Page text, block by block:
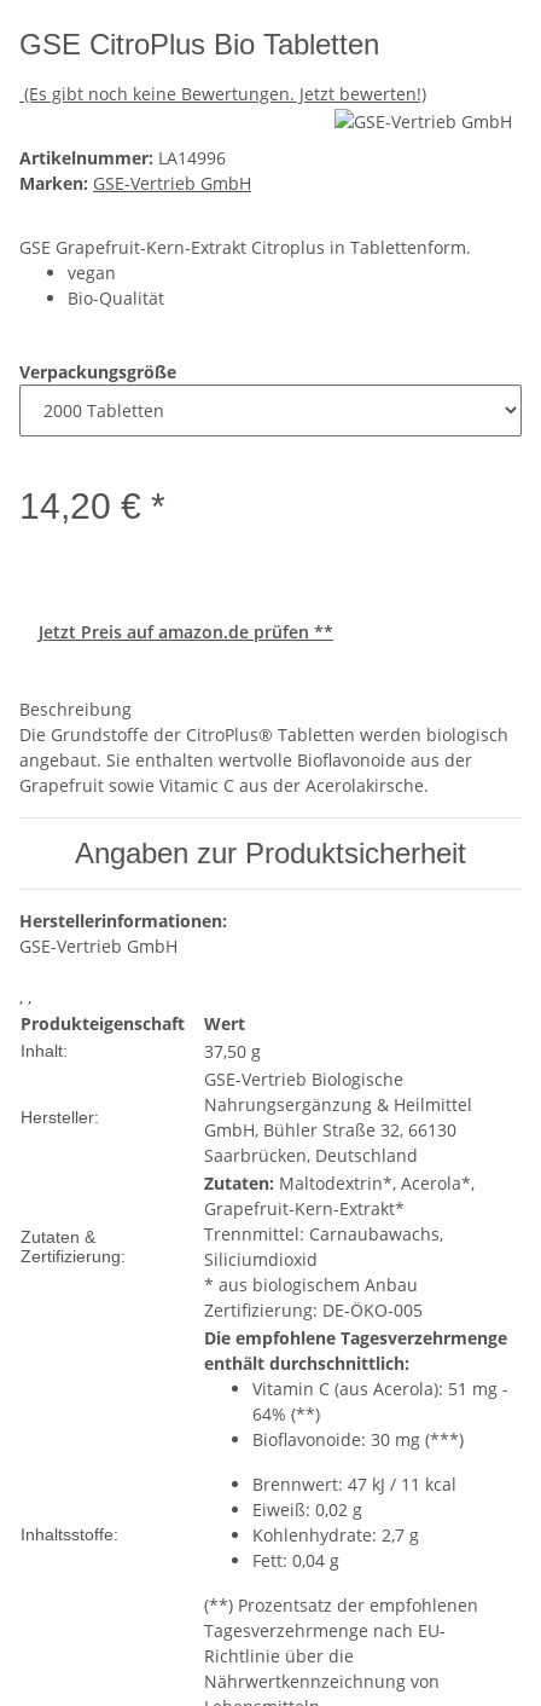
GSE CitroPlus Bio Tabletten
(Es gibt noch keine Bewertungen. Jetzt bewerten!)
Artikelnummer: LA14996
Marken: GSE-Vertrieb GmbH
GSE Grapefruit-Kern-Extrakt Citroplus in Tablettenform.
vegan
Bio-Qualität
Verpackungsgröße
14,20 € *
Jetzt Preis auf amazon.de prüfen **
Beschreibung
Die Grundstoffe der CitroPlus® Tabletten werden biologisch
angebaut. Sie enthalten wertvolle Bioflavonoide aus der
Grapefruit sowie Vitamic C aus der Acerolakirsche.
Angaben zur Produktsicherheit
Herstellerinformationen:
GSE-Vertrieb GmbH
, ,
Produkteigenschaft
Wert
Inhalt: 37,50 g
Hersteller:
GSE-Vertrieb Biologische
Nahrungsergänzung & Heilmittel
GmbH, Bühler Straße 32, 66130
Saarbrücken, Deutschland
Zutaten &
Zertifizierung:
Zutaten: Maltodextrin*, Acerola*,
Grapefruit-Kern-Extrakt*
Trennmittel: Carnaubawachs,
Siliciumdioxid
* aus biologischem Anbau
Zertifizierung: DE-ÖKO-005
Inhaltsstoffe:
Die empfohlene Tagesverzehrmenge
enthält durchschnittlich:
Vitamin C (aus Acerola): 51 mg -
64% (**)
Bioflavonoide: 30 mg (***)
Brennwert: 47 kJ / 11 kcal
Eiweiß: 0,02 g
Kohlenhydrate: 2,7 g
Fett: 0,04 g
(**) Prozentsatz der empfohlenen
Tagesverzehrmenge nach EU-
Richtlinie über die
Nährwertkennzeichnung von